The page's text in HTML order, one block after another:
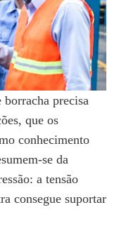
precisa
que os
conhecimento
se da
a tensão
consegue suportar